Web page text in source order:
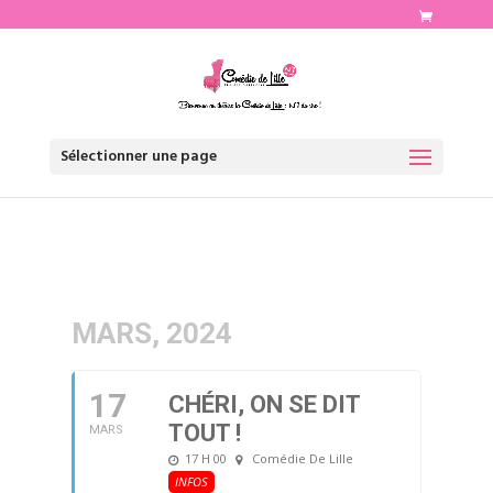
Sélectionner une page
MARS, 2024
17
MARS
CHÉRI, ON SE DIT
TOUT !
17 H 00
Comédie De Lille
INFOS